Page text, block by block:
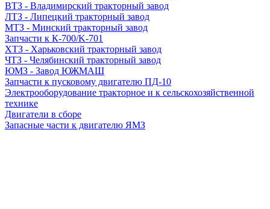
ВТЗ - Владимирский тракторный завод
ЛТЗ - Липецкий тракторный завод
МТЗ - Минский тракторный завод
Запчасти к К-700/K-701
ХТЗ - Харьковский тракторный завод
ЧТЗ - Челябинский тракторный завод
ЮМЗ - Завод ЮЖМАШ
Запчасти к пусковому двигателю ПД-10
Электрооборудование тракторное и к сельскохозяйственной
технике
Двигатели в сборе
Запасные части к двигателю ЯМЗ